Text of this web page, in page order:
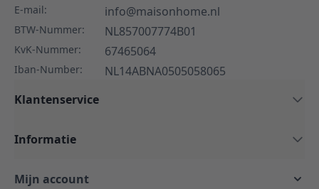
E-mail: info@maisonhome.nl
BTW-Nummer: NL857007774B01
KvK-Nummer: 67465064
Iban-Number:
NL14ABNA0505058065
Klantenservice
Informatie
Mijn account